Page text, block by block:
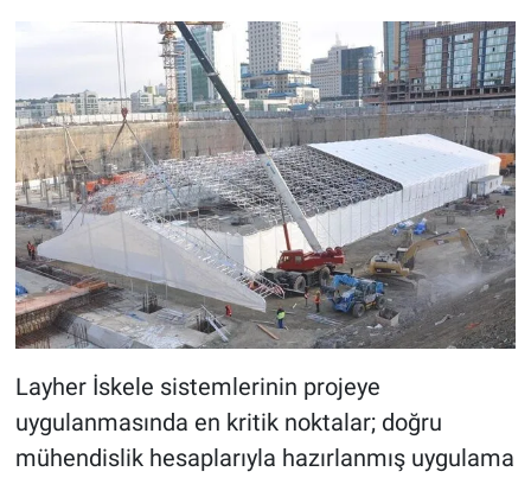
Layher İskele sistemlerinin projeye
uygulanmasında en kritik noktalar; doğru
mühendislik hesaplarıyla hazırlanmış uygulama